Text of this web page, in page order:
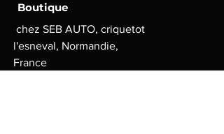
Boutique
chez SEB AUTO, criquetot
l'esneval, Normandie,
France